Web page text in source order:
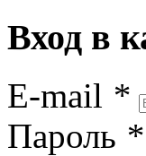
Вход в
E-mail *
Пароль *